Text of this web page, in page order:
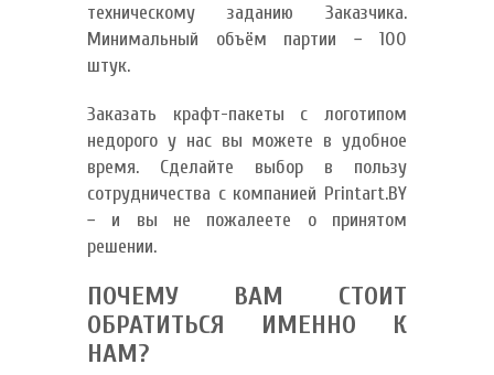
техническому заданию Заказчика.
Минимальный объём партии − 100
штук.
Заказать крафт-пакеты с логотипом
недорого у нас вы можете в удобное
время. Сделайте выбор в пользу
сотрудничества с компанией Printart.BY
− и вы не пожалеете о принятом
решении.
ПОЧЕМУ ВАМ СТОИТ
ОБРАТИТЬСЯ ИМЕННО К
НАМ?